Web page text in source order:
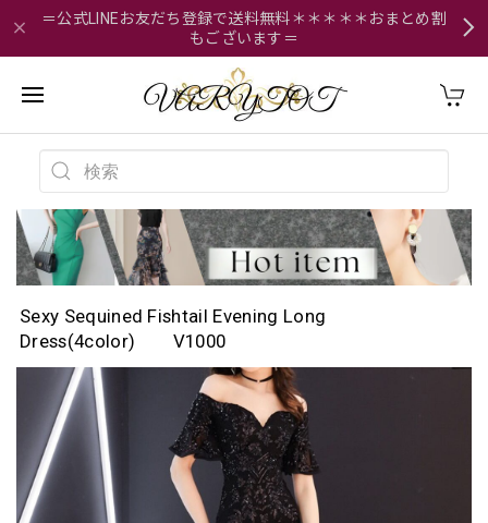
＝公式LINEお友だち登録で送料無料＊＊＊＊＊おまとめ割
もございます＝
Sexy Sequined Fishtail Evening Long
Dress(4color) V1000